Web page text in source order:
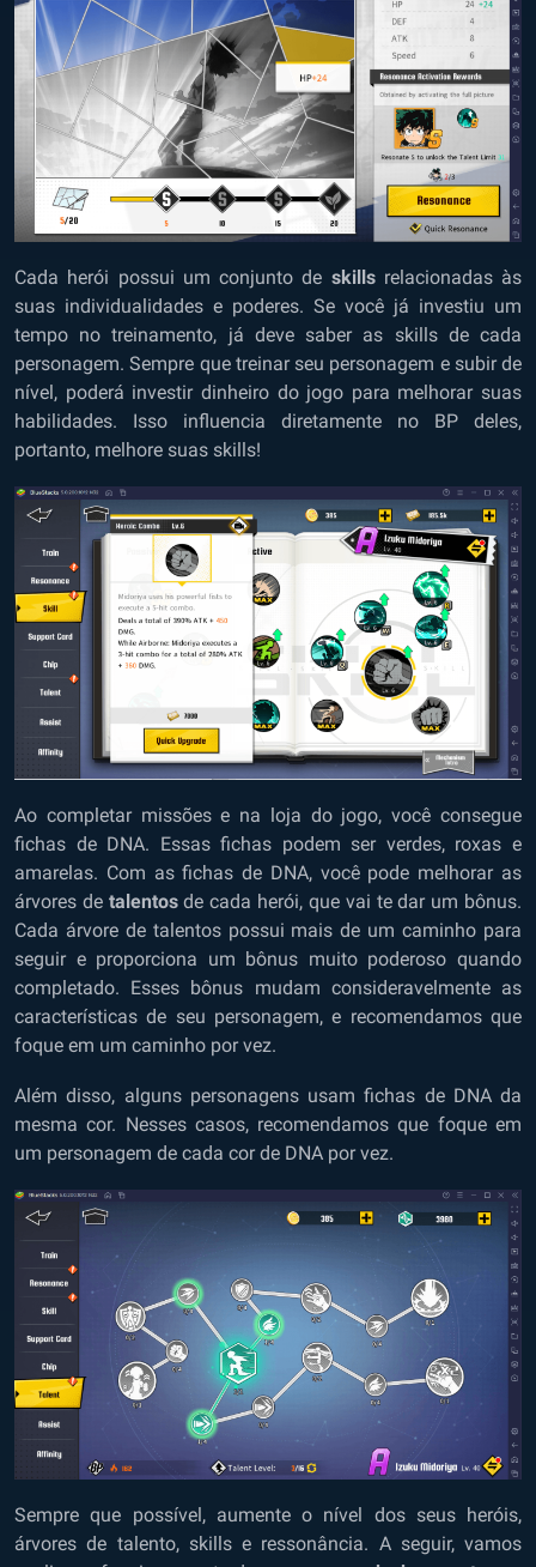
Cada herói possui um conjunto de skillsrelacionadas às
suas individualidades e poderes. Se você já investiu um
tempo no treinamento, já deve saber as skills de cada
personagem. Sempre que treinar seu personagem e subir de
nível, poderá investir dinheiro do jogo para melhorar suas
habilidades. Isso influencia diretamente no BP deles,
portanto, melhore suas skills!
Ao completar missões e na loja do jogo, você consegue
fichas de DNA. Essas fichas podem ser verdes, roxas e
amarelas. Com as fichas de DNA, você pode melhorar as
árvores de talentosde cada herói, que vai te dar um bônus.
Cada árvore de talentos possui mais de um caminho para
seguir e proporciona um bônus muito poderoso quando
completado. Esses bônus mudam consideravelmente as
características de seu personagem, e recomendamos que
foque em um caminho por vez.
Além disso, alguns personagens usam fichas de DNA da
mesma cor. Nesses casos, recomendamos que foque em
um personagem de cada cor de DNA por vez.
Sempre que possível, aumente o nível dos seus heróis,
árvores de talento, skills e ressonância. A seguir, vamos